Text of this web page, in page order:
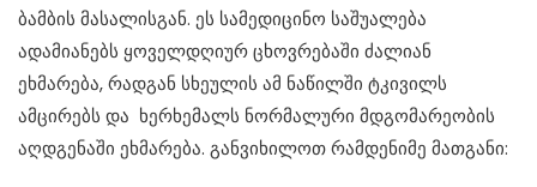
ბამბის მასალისგან. ეს სამედიცინო საშუალება
ადამიანებს ყოველდღიურ ცხოვრებაში ძალიან
ეხმარება, რადგან სხეულის ამ ნაწილში ტკივილს
ამცირებს და ხერხემალს ნორმალური მდგომარეობის
აღდგენაში ეხმარება. განვიხილოთ რამდენიმე მათგანი: